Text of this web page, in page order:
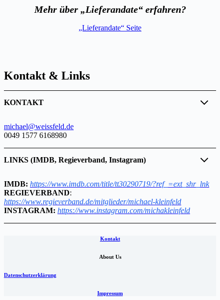
Mehr über „Lieferandate“ erfahren?
„Lieferandate“ Seite
Kontakt & Links
KONTAKT
michael@weissfeld.de
0049 1577 6168980
LINKS (IMDB, Regieverband, Instagram)
IMDB: https://www.imdb.com/title/tt30290719/?ref_=ext_shr_lnk
REGIEVERBAND:
https://www.regieverband.de/mitglieder/michael-kleinfeld
INSTAGRAM: https://www.instagram.com/michakleinfeld
Kontakt
About Us
Datenschutzerklärung
Impressum